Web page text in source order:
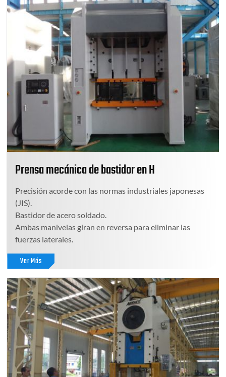
Prensa mecánica de bastidor en H
Precisión acorde con las normas industriales japonesas
(JIS).
Bastidor de acero soldado.
Ambas manivelas giran en reversa para eliminar las
fuerzas laterales.
Ver Más